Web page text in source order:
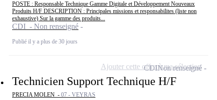
POSTE : Responsable Technique Gamme Digitale et Développement Nouveaux
Produits H/F DESCRIPTION : Principales missions et responsabilites (liste non
exhaustive) Sur la gamme des produits...
CDI - Non renseigné
Publié il y a plus de 30 jours
Technicien Support Technique H/F
PRECIA MOLEN - 07 - VEYRAS
CDINon renseigné
Ajouter cette offre à ma sélection